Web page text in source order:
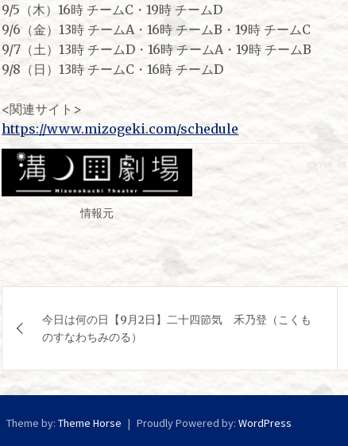
9/5（木）16時 チームC・19時 チームD
9/6（金）13時 チームA・16時 チームB・19時 チームC
9/7（土）13時 チームD・16時 チームA・19時 チームB
9/8（日）13時 チームC・16時 チームD
<関連サイト>
https://www.mizogeki.com/schedule
情報元
投
稿
ナ
ビ
ゲ
今日は何の日【9月2日】二十四節気 禾乃登（こくも
のすなわちみのる）
Theme by: Theme Horse Proudly Powered by: WordPress